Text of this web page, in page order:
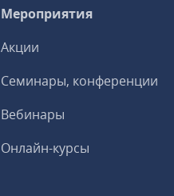
Мероприятия
Акции
Семинары, конференции
Вебинары
Онлайн-курсы